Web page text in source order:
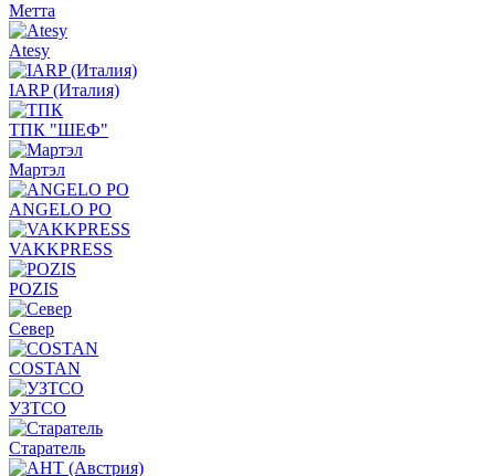
Метта
Atesy
IARP (Италия)
ТПК "ШЕФ"
Мартэл
ANGELO PO
VAKKPRESS
POZIS
Север
COSTAN
УЗТСО
Старатель